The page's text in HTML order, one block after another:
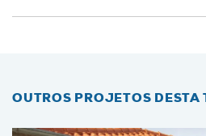
OUTROS PROJETOS DESTA